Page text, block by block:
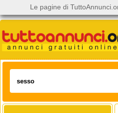
Le pagine di